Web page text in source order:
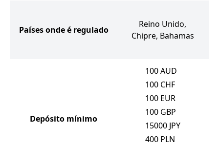
Países onde é regulado
Reino Unido,
Chipre, Bahamas
Depósito mínimo
100 AUD
100 CHF
100 EUR
100 GBP
15000 JPY
400 PLN